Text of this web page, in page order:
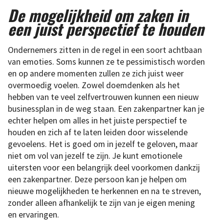
De mogelijkheid om zaken in
een juist perspectief te houden
Ondernemers zitten in de regel in een soort achtbaan
van emoties. Soms kunnen ze te pessimistisch worden
en op andere momenten zullen ze zich juist weer
overmoedig voelen. Zowel doemdenken als het
hebben van te veel zelfvertrouwen kunnen een nieuw
businessplan in de weg staan. Een zakenpartner kan je
echter helpen om alles in het juiste perspectief te
houden en zich af te laten leiden door wisselende
gevoelens. Het is goed om in jezelf te geloven, maar
niet om vol van jezelf te zijn. Je kunt emotionele
uitersten voor een belangrijk deel voorkomen dankzij
een zakenpartner. Deze persoon kan je helpen om
nieuwe mogelijkheden te herkennen en na te streven,
zonder alleen afhankelijk te zijn van je eigen mening
en ervaringen.